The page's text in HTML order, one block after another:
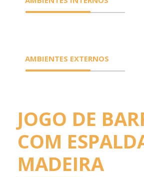
AMBIENTES EXTERNOS
JOGO DE
COM
MADEIRA